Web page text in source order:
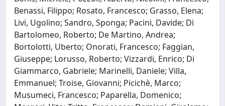
Benassi, Filippo; Rosato, Francesco; Grasso, Elena;
Livi, Ugolino; Sandro, Sponga; Pacini, Davide; Di
Bartolomeo, Roberto; De Martino, Andrea;
Bortolotti, Uberto; Onorati, Francesco; Faggian,
Giuseppe; Lorusso, Roberto; Vizzardi, Enrico; Di
Giammarco, Gabriele; Marinelli, Daniele; Villa,
Emmanuel; Troise, Giovanni; Picichè, Marco;
Musumeci, Francesco; Paparella, Domenico;